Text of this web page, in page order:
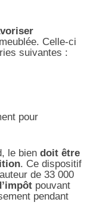
Celle-ci
suivantes :
pour
le bien doit être
. Ce dispositif
de 33 000
pouvant
pendant